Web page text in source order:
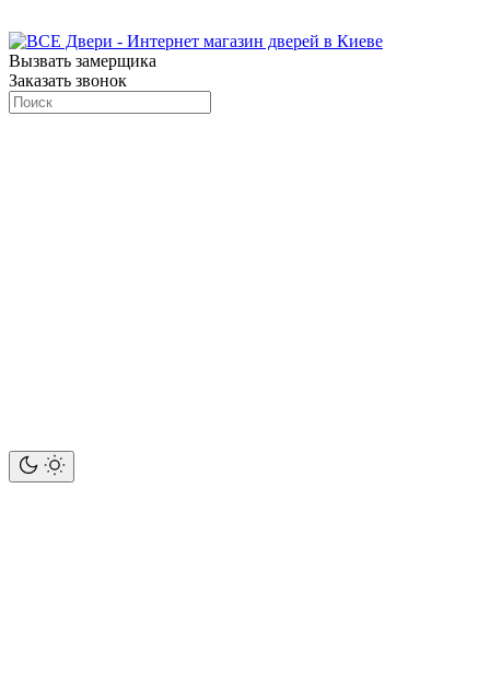
Вызвать замерщика
Заказать звонок